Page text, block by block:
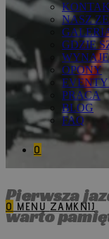
NASZ
GDZIE
OPONY
PRACA
BLOG
FAQ
0
0 MENU ZAMKNIJ
Pierwsza
warto